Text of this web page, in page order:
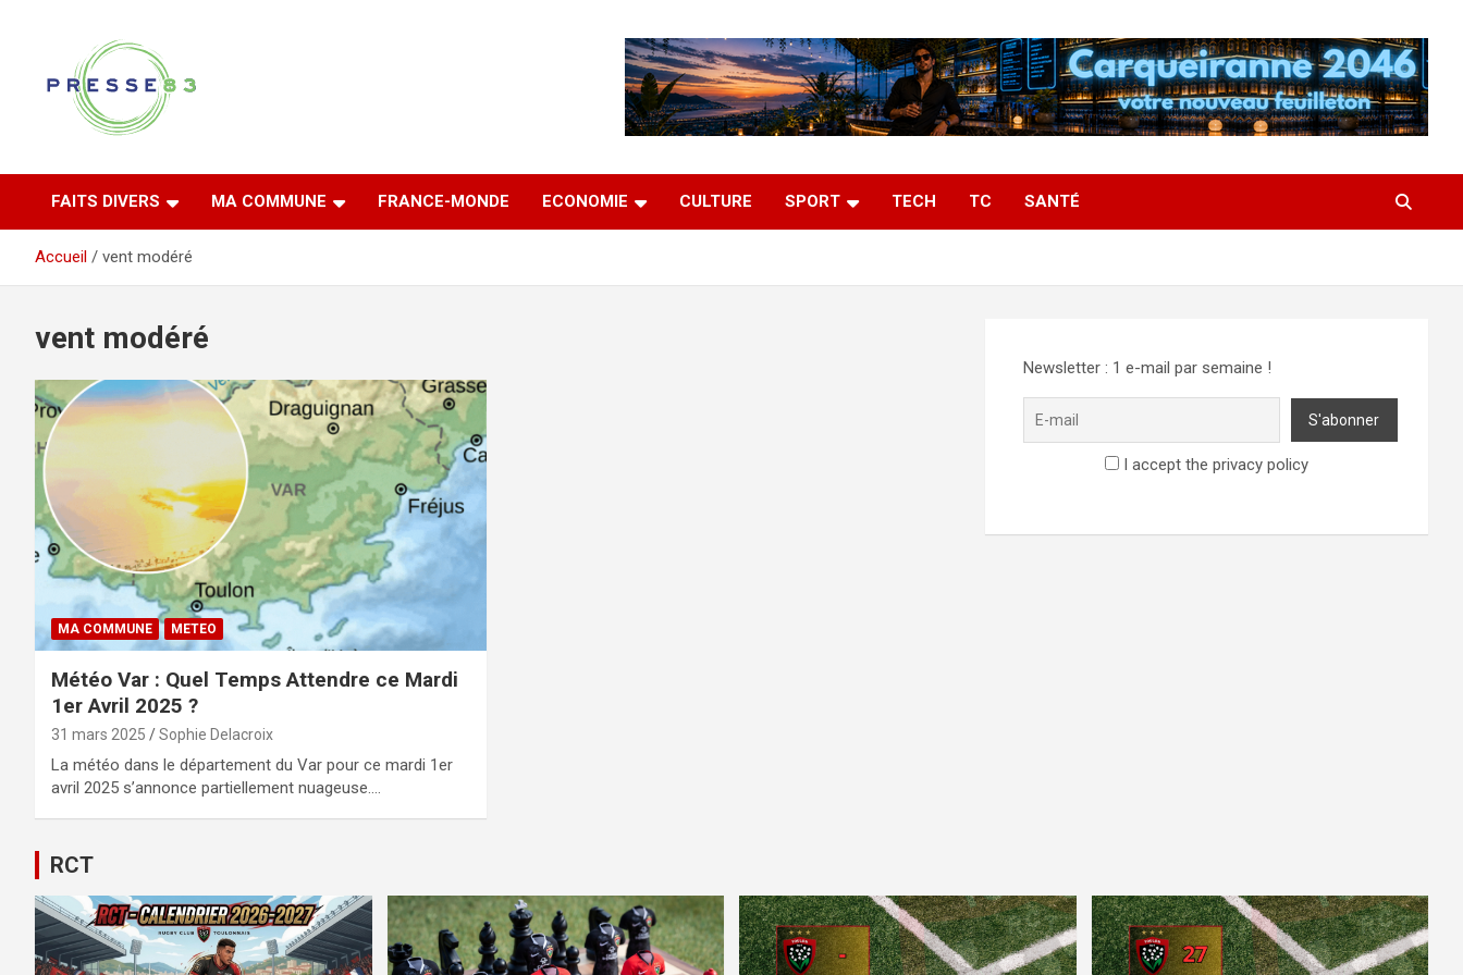
Presse 83
FAITS DIVERS MA COMMUNE FRANCE-MONDE ECONOMIE CULTURE SPORT TECH TC SANTÉ
Accueil vent modéré
vent modéré
MA COMMUNE METEO
Météo Var : Quel Temps Attendre ce Mardi
1er Avril 2025 ?
31 mars 2025 Sophie Delacroix
La météo dans le département du Var pour ce mardi 1er
avril 2025 s’annonce partiellement nuageuse.…
Newsletter : 1 e-mail par semaine !
I accept the privacy policy
RCT